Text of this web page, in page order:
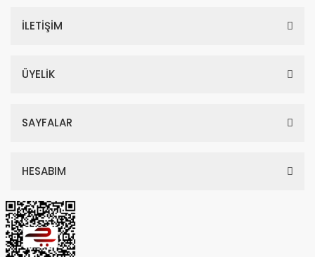
İLETİŞİM
ÜYELİK
SAYFALAR
HESABIM